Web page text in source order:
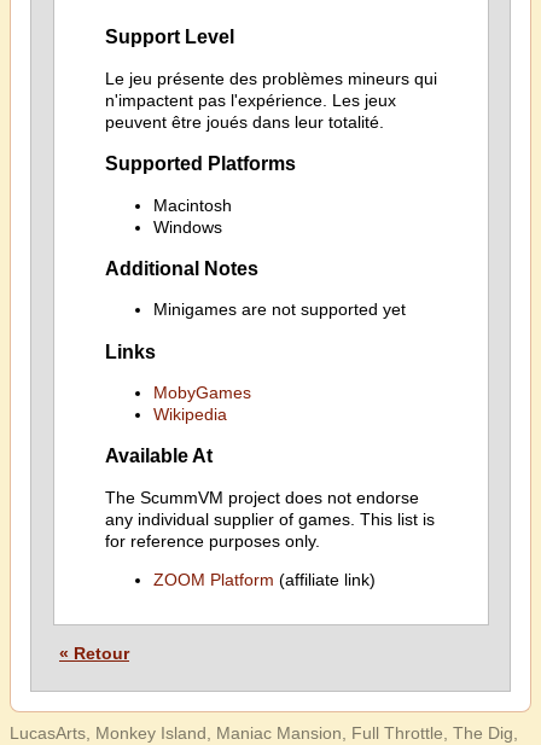
Support Level
Le jeu présente des problèmes mineurs qui
n'impactent pas l'expérience. Les jeux
peuvent être joués dans leur totalité.
Supported Platforms
Macintosh
Windows
Additional Notes
Minigames are not supported yet
Links
MobyGames
Wikipedia
Available At
The ScummVM project does not endorse
any individual supplier of games. This list is
for reference purposes only.
ZOOM Platform (affiliate link)
« Retour
LucasArts, Monkey Island, Maniac Mansion, Full Throttle, The Dig,